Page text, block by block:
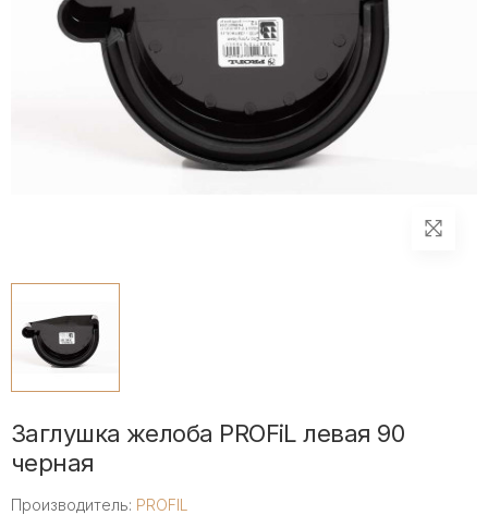
Заглушка желоба PROFiL левая 90
черная
Производитель: PROFIL